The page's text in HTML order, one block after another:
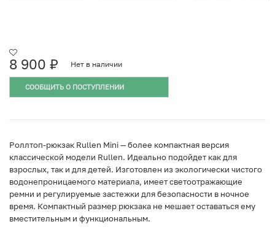
8 900 ₽ Нет в наличии
СООБЩИТЬ О ПОСТУПЛЕНИИ
Роллтоп-рюкзак Rullen Mini — более компактная версия
классической модели Rullen. Идеально подойдет как для
взрослых, так и для детей. Изготовлен из экологически чистого
водонепроницаемого материала, имеет светоотражающие
ремни и регулируемые застежки для безопасности в ночное
время. Компактный размер рюкзака не мешает оставаться ему
вместительным и функциональным.